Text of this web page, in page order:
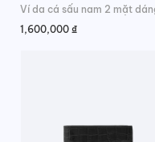
1,600,000 ₫